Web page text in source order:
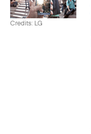
Credits: LG